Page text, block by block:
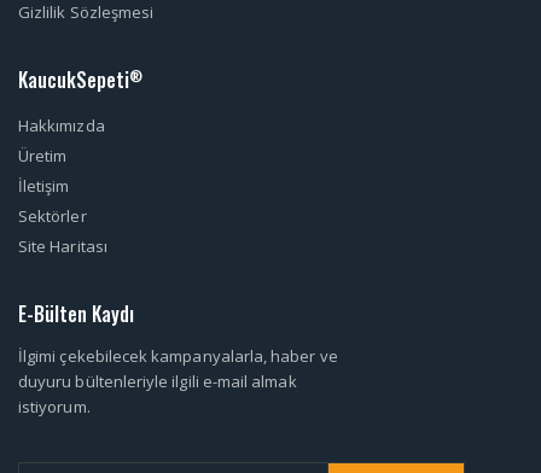
Gizlilik Sözleşmesi
KaucukSepeti®
Hakkımızda
Üretim
İletişim
Sektörler
Site Haritası
E-Bülten Kaydı
İlgimi çekebilecek kampanyalarla, haber ve
duyuru bültenleriyle ilgili e-mail almak
istiyorum.